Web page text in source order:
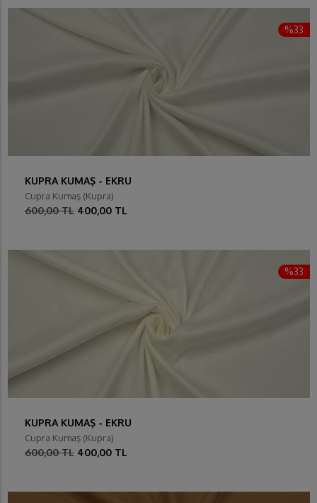
%33
KUPRA KUMAŞ - EKRU
Cupra Kumaş (Kupra)
600,00 TL 400,00 TL
%33
KUPRA KUMAŞ - EKRU
Cupra Kumaş (Kupra)
600,00 TL 400,00 TL